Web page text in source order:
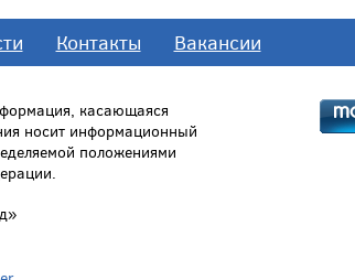
Контакты Вакансии
касающаяся
носит информационный
положениями